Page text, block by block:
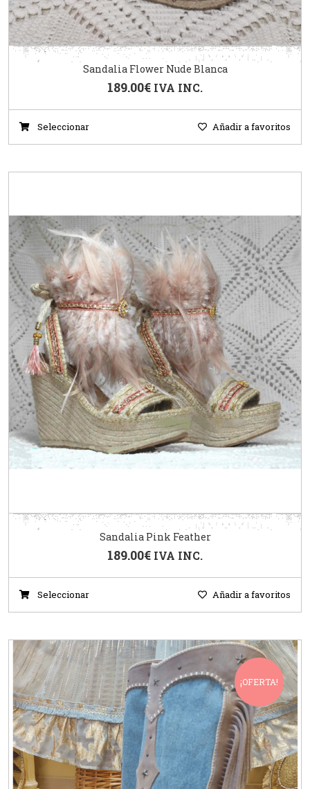
Sandalia Flower Nude Blanca
189.00€ IVA INC.
Seleccionar Añadir a favoritos
Sandalia Pink Feather
189.00€ IVA INC.
Seleccionar Añadir a favoritos
¡OFERTA!